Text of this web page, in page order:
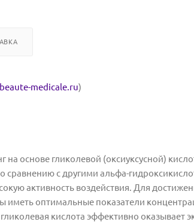
medicale.ru)
основе гликолевой (оксиуксусной)
с другими альфа-
активность воздействия. Для
оптимальные показатели
кислота эффективно оказывает